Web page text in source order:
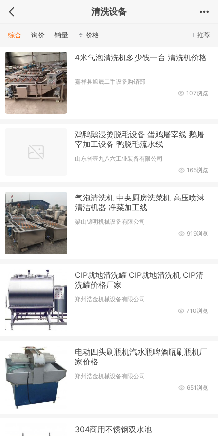
清洗设备
推荐
综合 询价 销量 价格
4米气泡清洗机多少钱一台 清洗机价格
嘉祥县旭晟二手设备购销部
107浏览
鸡鸭鹅浸烫脱毛设备 蛋鸡屠宰线 鹅屠
宰加工设备 鸭脱毛流水线
山东省壹九八六工业装备有限公司
165浏览
气泡清洗机 中央厨房洗菜机 高压喷淋
清洁机器 净菜加工线
梁山锦明机械设备有限公司
919浏览
CIP就地清洗罐 CIP就地清洗机 CIP清
洗罐价格厂家
郑州浩金机械设备有限公司
710浏览
电动四头刷瓶机汽水瓶啤酒瓶刷瓶机厂
家价格
郑州浩金机械设备有限公司
651浏览
304商用不锈钢双水池